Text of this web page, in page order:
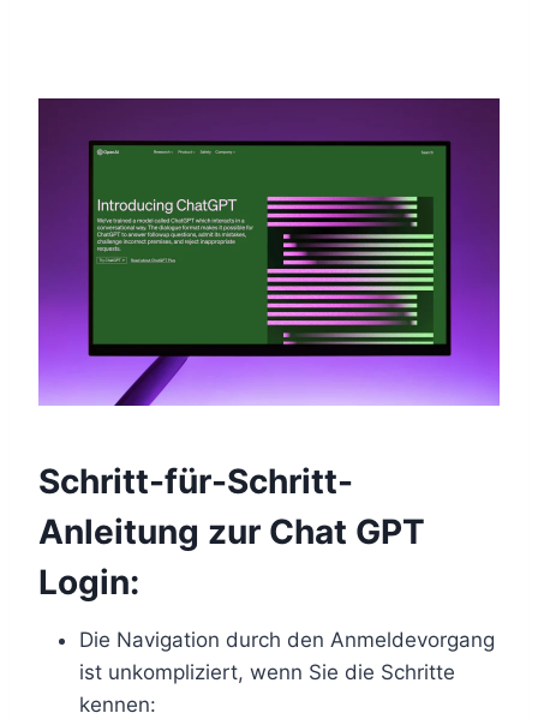
Schritt-für-Schritt-
Anleitung zur Chat GPT
Login:
Die Navigation durch den Anmeldevorgang
ist unkompliziert, wenn Sie die Schritte
kennen: